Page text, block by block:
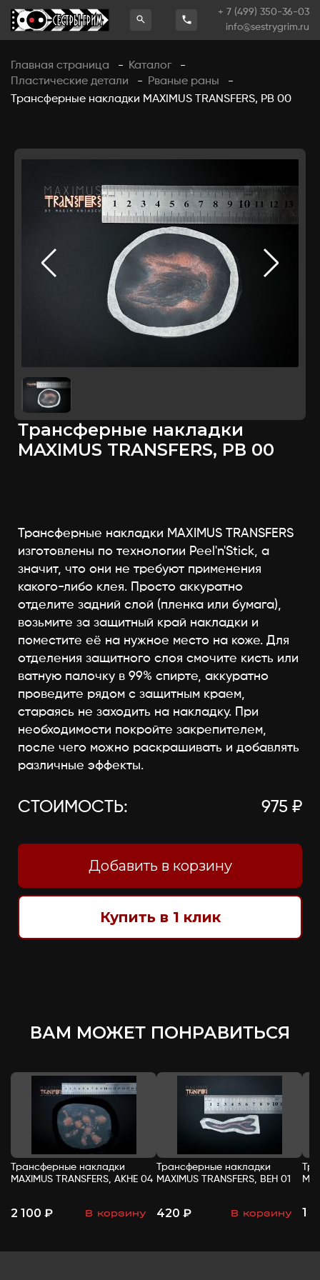
+ 7 (499) 350-36-03
info@sestrygrim.ru
Главная страница - Каталог
-
Пластические детали
- Рваные раны
-
Трансферные накладки MAXIMUS TRANSFERS, РВ 00
Трансферные накладки
MAXIMUS TRANSFERS, РВ 00
Трансферные накладки MAXIMUS TRANSFERS
изготовлены по технологии Peel'n'Stick, а
значит, что они не требуют применения
какого-либо клея. Просто аккуратно
отделите задний слой (пленка или бумага),
возьмите за защитный край накладки и
поместите её на нужное место на коже. Для
отделения защитного слоя смочите кисть или
ватную палочку в 99% спирте, аккуратно
проведите рядом с защитным краем,
стараясь не заходить на накладку. При
необходимости покройте закрепителем,
после чего можно раскрашивать и добавлять
различные эффекты.
СТОИМОСТЬ: 975 ₽
Добавить в корзину
Купить в 1 клик
ВАМ МОЖЕТ ПОНРАВИТЬСЯ
Трансферные накладки
MAXIMUS TRANSFERS, АКНЕ 04
2 100 ₽ В корзину
- +
Трансферные накладки
MAXIMUS TRANSFERS, ВЕН 01
420 ₽ В корзину
- + 1